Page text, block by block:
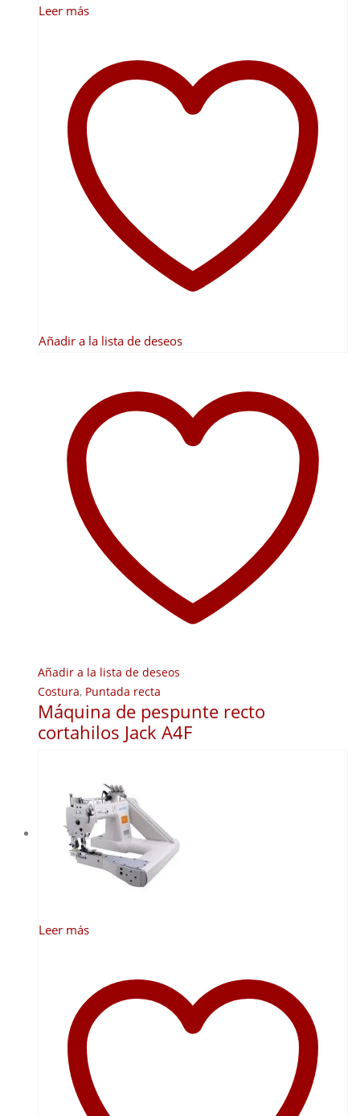
Leer más
Añadir a la lista de deseos
Añadir a la lista de deseos
Costura, Puntada recta
Máquina de pespunte recto
cortahilos Jack A4F
Leer más